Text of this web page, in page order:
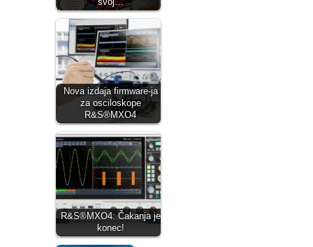
Nova izdaja firmware-ja
za osciloskope
R&S®MXO4
R&S®MXO4: Čakanja je
konec!